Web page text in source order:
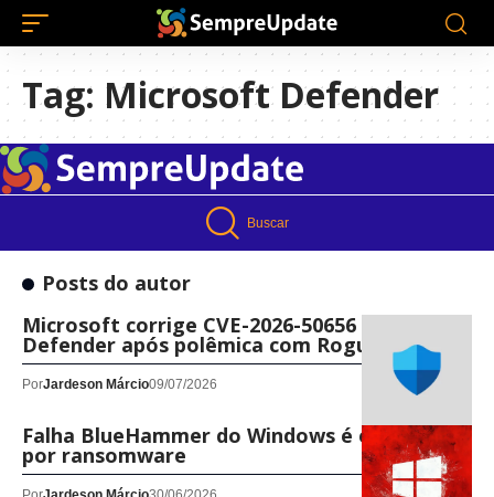
Tag: Microsoft Defender
Buscar
Posts do autor
Microsoft corrige CVE-2026-50656 no
Defender após polêmica com RoguePlanet
PorJardeson Márcio09/07/2026
Falha BlueHammer do Windows é explorada
por ransomware